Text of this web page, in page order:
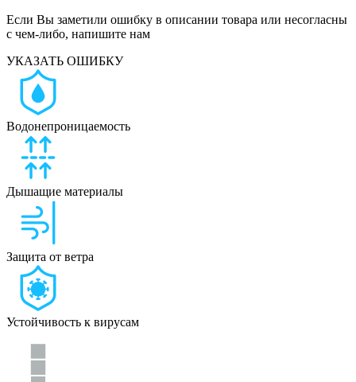
Если Вы заметили ошибку в описании товара или несогласны
с чем-либо, напишите нам
УКАЗАТЬ ОШИБКУ
Водонепроницаемость
Дышащие материалы
Защита от ветра
Устойчивость к вирусам